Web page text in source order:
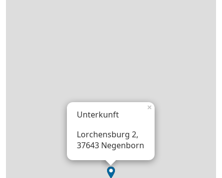
Unterkunft
Lorchensburg 2,
37643 Negenborn
×